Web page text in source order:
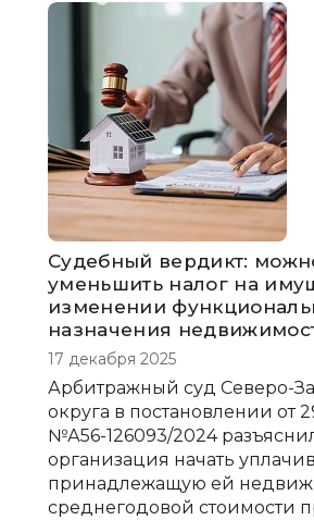
Судебный вердикт:
уменьшить налог на
изменении
назначения
17 декабря 2025
Арбитражный суд Северо-
округа в постановлении от
№А56-126093/2024
организация начать
принадлежащую ей
среднегодовой стоимости